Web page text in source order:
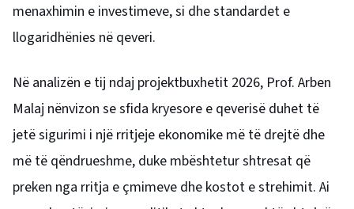
menaxhimin e investimeve, si dhe standardet e
llogaridhënies në qeveri.
Në analizën e tij ndaj projektbuxhetit 2026, Prof. Arben
Malaj nënvizon se sfida kryesore e qeverisë duhet të
jetë sigurimi i një rritjeje ekonomike më të drejtë dhe
më të qëndrueshme, duke mbështetur shtresat që
preken nga rritja e çmimeve dhe kostot e strehimit. Ai